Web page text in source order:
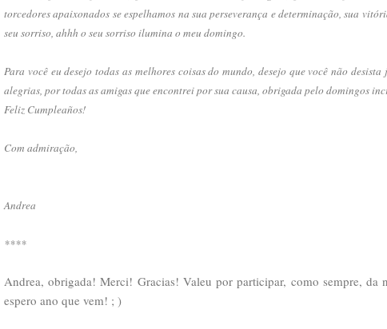
torcedores apaixonados se espelhamos na sua perseverança e determinação, sua
seu sorriso, ahhh o seu sorriso ilumina o meu domingo.
Para você eu desejo todas as melhores coisas do mundo, desejo que você não
alegrias, por todas as amigas que encontrei por sua causa, obrigada pelo domingos
Feliz Cumpleaños!
Com admiração,
Andrea
****
Andrea, obrigada! Merci! Gracias! Valeu por participar, como sempre, da
espero ano que vem! ; )